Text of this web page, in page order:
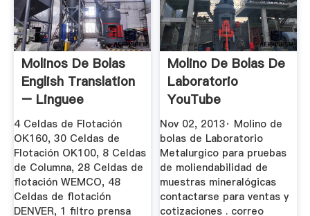
Molinos De Bolas
English Translation
– Linguee
4 Celdas de Flotación
OK160, 30 Celdas de
Flotación OK100, 8 Celdas
de Columna, 28 Celdas de
flotación WEMCO, 48
Celdas de flotación
DENVER, 1 filtro prensa
Molino De Bolas De
Laboratorio
YouTube
Nov 02, 2013· Molino de
bolas de Laboratorio
Metalurgico para pruebas
de moliendabilidad de
muestras mineralógicas
contactarse para ventas y
cotizaciones . correo